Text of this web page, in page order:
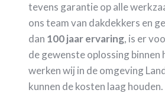
tevens garantie op alle
ons team van dakdekkers en
dan 100 jaar ervaring, is er
de gewenste oplossing binnen
werken wij in de omgeving
kunnen de kosten laag